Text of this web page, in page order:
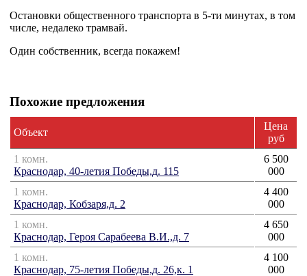
Остановки общественного транспорта в 5-ти минутах, в том
числе, недалеко трамвай.
Один собственник, всегда покажем!
Похожие предложения
Объект
Цена
руб
1 комн.
Краснодар, 40-летия Победы,д. 115
6 500
000
1 комн.
Краснодар, Кобзаря,д. 2
4 400
000
1 комн.
Краснодар, Героя Сарабеева В.И.,д. 7
4 650
000
1 комн.
Краснодар, 75-летия Победы,д. 26,к. 1
4 100
000